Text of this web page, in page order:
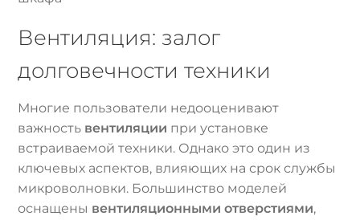
Вентиляция: залог
долговечности техники
Многие пользователи недооценивают
важность вентиляции при установке
встраиваемой техники. Однако это один из
ключевых аспектов, влияющих на срок службы
микроволновки. Большинство моделей
оснащены вентиляционными отверстиями,